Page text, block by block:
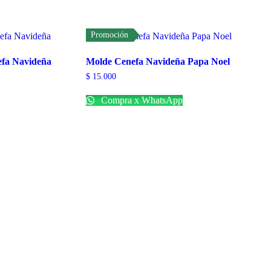
Navideña
Promoción
Molde Cenefa Navideña Papa Noel
$15.000
Compra x WhatsApp